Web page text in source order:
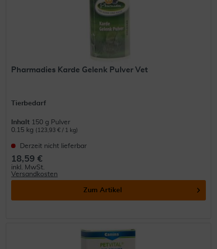
Pharmadies Karde Gelenk Pulver Vet
Tierbedarf
Inhalt 150 g Pulver
0.15 kg (123,93 € / 1 kg)
Derzeit nicht lieferbar
18,59 €
inkl. MwSt.
Versandkosten
Zum Artikel